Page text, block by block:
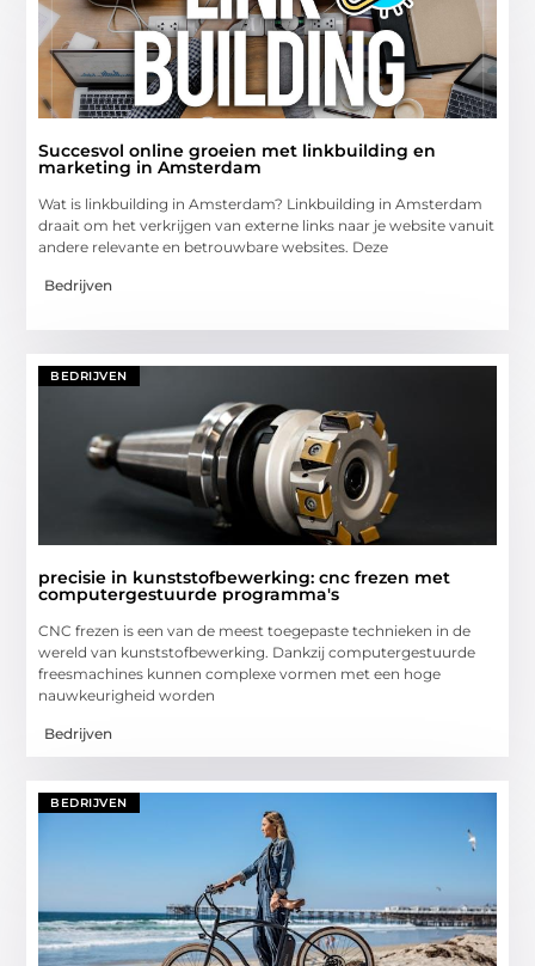
Succesvol online groeien met linkbuilding en
marketing in Amsterdam
Wat is linkbuilding in Amsterdam? Linkbuilding in Amsterdam
draait om het verkrijgen van externe links naar je website vanuit
andere relevante en betrouwbare websites. Deze
Bedrijven
BEDRIJVEN
precisie in kunststofbewerking: cnc frezen met
computergestuurde programma's
CNC frezen is een van de meest toegepaste technieken in de
wereld van kunststofbewerking. Dankzij computergestuurde
freesmachines kunnen complexe vormen met een hoge
nauwkeurigheid worden
Bedrijven
BEDRIJVEN